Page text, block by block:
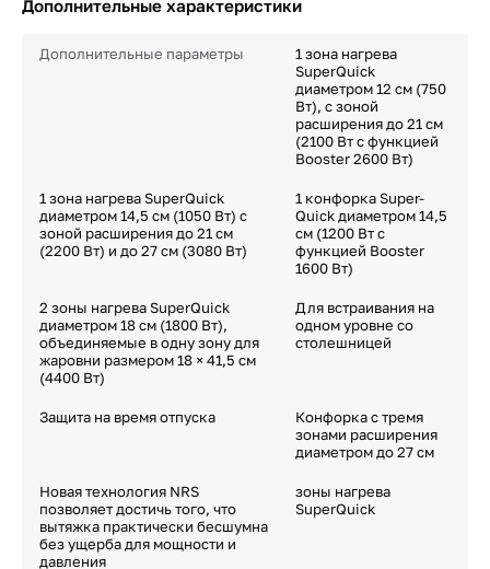
Дополнительные характеристики
Дополнительные параметры
1 зона нагрева
SuperQuick
диаметром 12 см (750
Вт), с зоной
расширения до 21 см
(2100 Вт с функцией
Booster 2600 Вт)
1 зона нагрева SuperQuick
диаметром 14,5 см (1050 Вт) с
зоной расширения до 21 см
(2200 Вт) и до 27 см (3080 Вт)
1 конфорка Super-
Quick диаметром 14,5
см (1200 Вт с
функцией Booster
1600 Вт)
2 зоны нагрева SuperQuick
диаметром 18 см (1800 Вт),
объединяемые в одну зону для
жаровни размером 18 × 41,5 см
(4400 Вт)
Для встраивания на
одном уровне со
столешницей
Защита на время отпуска
Конфорка с тремя
зонами расширения
диаметром до 27 см
Новая технология NRS
позволяет достичь того, что
вытяжка практически бесшумна
без ущерба для мощности и
давления
зоны нагрева
SuperQuick